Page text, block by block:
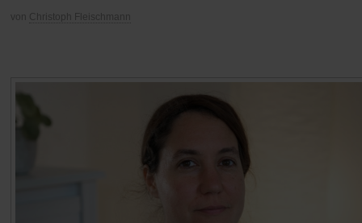
von Christoph Fleischmann